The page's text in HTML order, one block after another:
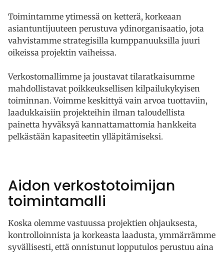
Toimintamme ytimessä on ketterä, korkeaan
asiantuntijuuteen perustuva ydinorganisaatio, jota
vahvistamme strategisilla kumppanuuksilla juuri
oikeissa projektin vaiheissa.
Verkostomallimme ja joustavat tilaratkaisumme
mahdollistavat poikkeuksellisen kilpailukykyisen
toiminnan. Voimme keskittyä vain arvoa tuottaviin,
laadukkaisiin projekteihin ilman taloudellista
painetta hyväksyä kannattamattomia hankkeita
pelkästään kapasiteetin ylläpitämiseksi.
Aidon verkostotoimijan
toimintamalli
Koska olemme vastuussa projektien ohjauksesta,
kontrolloinnista ja korkeasta laadusta, ymmärrämme
syvällisesti, että onnistunut lopputulos perustuu aina